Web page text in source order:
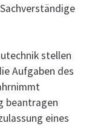
stellen
Aufgaben des
beantragen
eines